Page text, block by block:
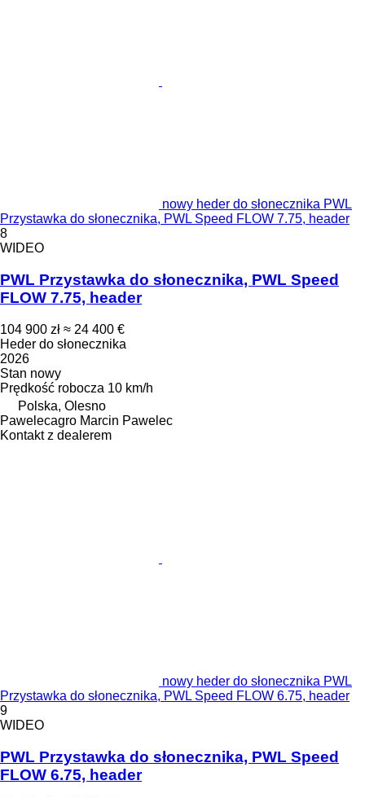
nowy heder do słonecznika PWL
Przystawka do słonecznika, PWL Speed FLOW 7.75, header
8
WIDEO
PWL Przystawka do słonecznika, PWL Speed
FLOW 7.75, header
104 900 zł ≈ 24 400 €
Heder do słonecznika
2026
Stan nowy
Prędkość robocza 10 km/h
Polska, Olesno
Pawelecagro Marcin Pawelec
Kontakt z dealerem
nowy heder do słonecznika PWL
Przystawka do słonecznika, PWL Speed FLOW 6.75, header
9
WIDEO
PWL Przystawka do słonecznika, PWL Speed
FLOW 6.75, header